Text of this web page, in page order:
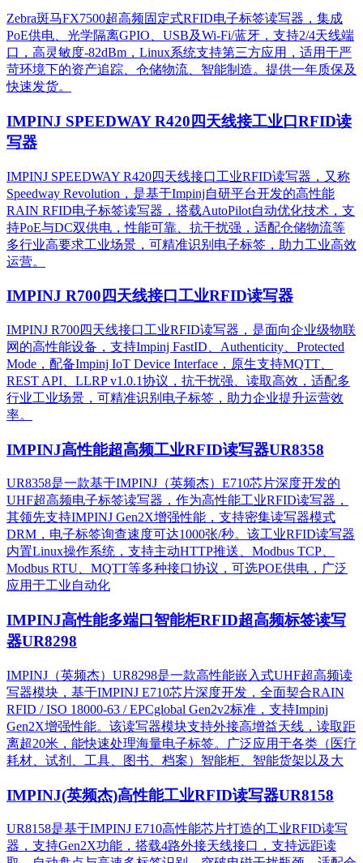
Zebra斑马FX7500超高频固定式RFID电子标签读写器，集成
PoE供电、光学隔离GPIO、USB及Wi-Fi/蓝牙，支持2/4天线端
口，高灵敏度-82dBm，Linux系统支持第三方应用，适用于严
苛环境下的资产追踪、仓储物流、智能制造。提供一年质保及
快速发货。
IMPINJ SPEEDWAY R420四天线接工业口RFID读
写器
IMPINJ SPEEDWAY R420四天线接口工业RFID读写器，又称
Speedway Revolution，是基于Impinj自研平台开发的高性能
RAIN RFID电子标签读写器，搭载AutoPilot自动优化技术，支
持PoE与DC双供电，性能可靠、抗干扰强，适配仓储物流等
多行业高要求工业场景，可精准识别电子标签，助力工业高效
运营。​
IMPINJ R700四天线接口工业RFID读写器
IMPINJ R700四天线接口工业RFID读写器，是面向企业级物联
网的高性能设备，支持Impinj FastID、Authenticity、Protected
Mode，配备Impinj IoT Device Interface，原生支持MQTT、
REST API、LLRP v1.0.1协议，抗干扰强、读取高效，适配多
行业工业场景，可精准识别电子标签，助力企业提升运营效
率。
IMPINJ高性能超高频工业RFID读写器UR8358
UR8358是一款基于IMPINJ（英频杰）E710芯片深度开发的
UHF超高频电子标签读写器，作为高性能工业RFID读写器，
其领先支持IMPINJ Gen2X增强性能，支持密集读写器模式
DRM，电子标签询查速度可达1000张/秒。该工业RFID读写器
内置Linux操作系统，支持主动HTTP推送、Modbus TCP、
Modbus RTU、MQTT等多种接口协议，可选POE供电，广泛
应用于工业自动化
IMPINJ高性能多端口智能柜RFID超高频标签读写
器UR8298
IMPINJ（英频杰）UR8298是一款高性能嵌入式UHF超高频读
写器模块，基于IMPINJ E710芯片深度开发，全面契合RAIN
RFID / ISO 18000-63 / EPCglobal Gen2v2标准，支持Impinj
Gen2X增强性能。该读写器模块支持外接高增益天线，读取距
离超20米，能快速处理海量电子标签。广泛应用于各类（医疗
耗材、试剂、工具、图书、档案）智能柜、智能货架以及大
IMPINJ(英频杰)高性能工业RFID读写器UR8158
UR8158是基于IMPINJ E710高性能芯片打造的工业RFID读写
器，支持Gen2X功能，搭载4路外接天线接口，支持远距读